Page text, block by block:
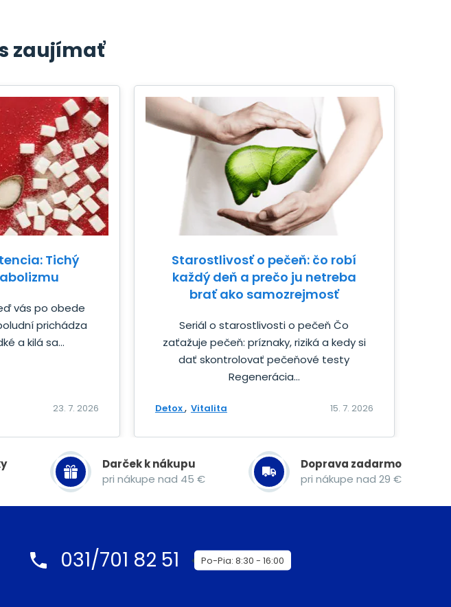
zaujímať
Tichý
vás po obede
prichádza
a kilá sa...
23. 7. 2026
Starostlivosť o pečeň: čo robí
každý deň a prečo ju netreba
brať ako samozrejmosť
Seriál o starostlivosti o pečeň Čo
zaťažuje pečeň: príznaky, riziká a kedy si
dať skontrolovať pečeňové testy
Regenerácia...
Detox Vitalita 15. 7. 2026
Darček k nákupu
pri nákupe nad 45 €
Doprava zadarmo
pri nákupe nad 29 €
031/701 82 51 Po-Pia: 8:30 - 16:00